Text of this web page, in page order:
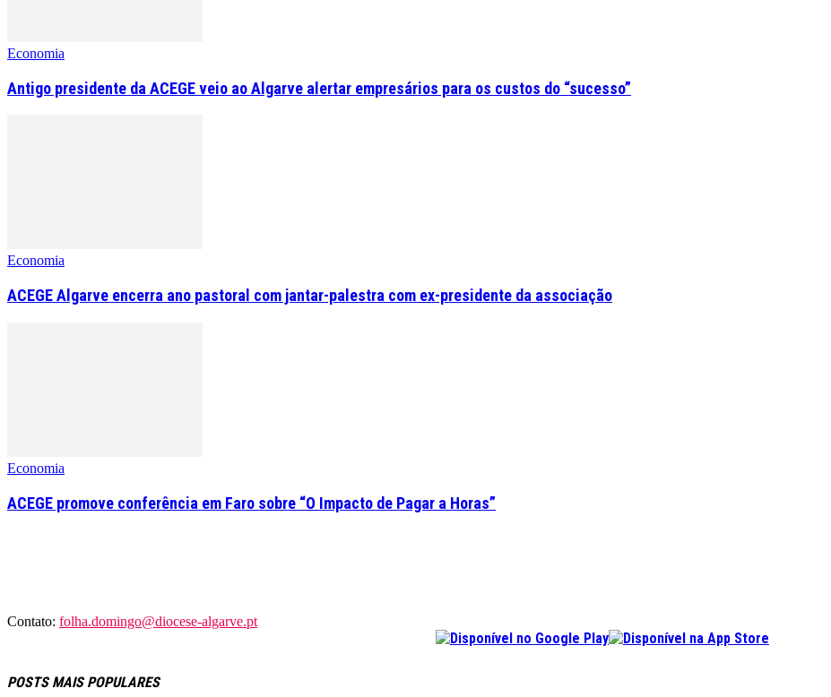
Economia
Antigo presidente da ACEGE veio ao Algarve alertar empresários para os custos do “sucesso”
Economia
ACEGE Algarve encerra ano pastoral com jantar-palestra com ex-presidente da associação
Economia
ACEGE promove conferência em Faro sobre “O Impacto de Pagar a Horas”
Contato: folha.domingo@diocese-algarve.pt
POSTS MAIS POPULARES